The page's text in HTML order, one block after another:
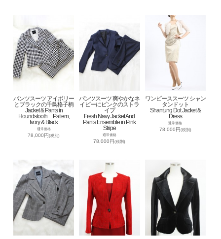
パンツスーツ アイボリー
とブラックの千鳥格子柄
Jacket & Pants in
Houndstooth Pattern,
Ivory & Black
通常価格
78,000円(税別)
パンツスーツ 爽やかなネ
イビーにピンクのストラ
イプ
Fresh Navy Jacket And
Pants Ensemble in Pink
Stripe
通常価格
78,000円(税別)
ワンピーススーツ シャン
タンドット
Shantung Dot Jacket &
Dress
通常価格
78,000円(税別)